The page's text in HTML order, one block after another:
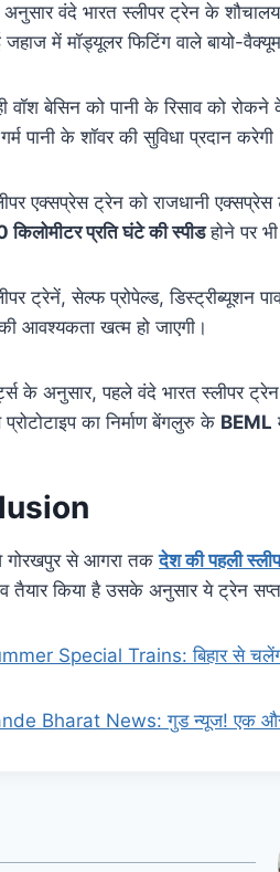
वंदे भारत स्लीपर ट्रेन के
जहाज में मॉड्यूलर फिटिंग वाले बायो-
वॉश बेसिन को पानी के रिसाव को
पानी के शॉवर की सुविधा प्रदान
एक्सप्रेस ट्रेन को राजधानी
किलोमीटर प्रति घंटे की स्पीडहोने पर
ट्रेनें, सेल्फ प्रोपेल्ड, डिस्ट्रीब्यूशन
की आवश्यकता खत्म हो जाएगी।
के अनुसार, पहले वंदे भारत स्लीपर
का निर्माण बेंगलुरु के BEML
गोरखपुर से आगरा तकदेश की पहली
तैयार किया है उसके अनुसार ये ट्रेन
Special Trains: बिहार से
Bharat News: गुड न्यूज! एक और